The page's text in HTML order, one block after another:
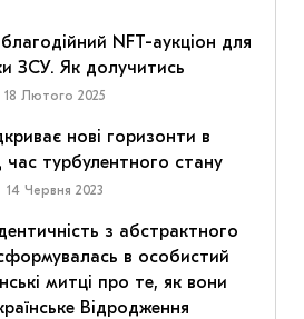
NFT-аукціон для
ЗСУ. Як долучитись
18 Лютого 2025
нові горизонти в
час турбулентного стану
14 Червня 2023
з абстрактного
в особистий
митці про те, як вони
Відродження